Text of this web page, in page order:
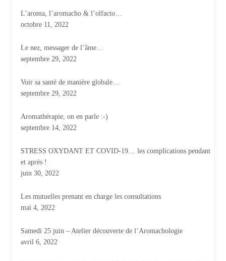
L’aroma, l’aromacho & l’olfacto…
octobre 11, 2022
Le nez, messager de l’âme…
septembre 29, 2022
Voir sa santé de manière globale…
septembre 29, 2022
Aromathérapie, on en parle :-)
septembre 14, 2022
STRESS OXYDANT ET COVID-19… les complications pendant
et après !
juin 30, 2022
Les mutuelles prenant en charge les consultations
mai 4, 2022
Samedi 25 juin – Atelier découverte de l’Aromachologie
avril 6, 2022